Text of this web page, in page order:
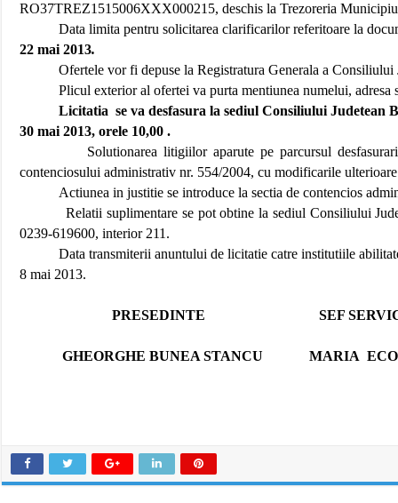
RO37TREZ1515006XXX000215, deschis la Trezoreria
Data limita pentru solicitarea clarificarilor referitoare la
22 mai 2013.
Ofertele vor fi depuse la Registratura Generala a
Plicul exterior al ofertei va purta mentiunea numelui,
Licitatia se va desfasura la sediul Consiliului Judetean
30 mai 2013, orele 10,00 .
Solutionarea litigiilor aparute pe parcursul
contenciosului administrativ nr. 554/2004, cu modificarile
Actiunea in justitie se introduce la sectia de contencios
Relatii suplimentare se pot obtine la sediul Consiliului
0239-619600, interior 211.
Data transmiterii anuntului de licitatie catre institutiile
8 mai 2013.
PRESEDINTE SEF
GHEORGHE BUNEA STANCU MARIA